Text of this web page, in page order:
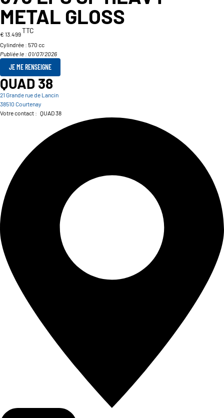
METAL GLOSS
€ 13.499TTC
Cylindrée : 570 cc
Publiée le : 01/07/2026
JE ME RENSEIGNE
QUAD 38
21 Grande rue de Lancin
38510 Courtenay
Votre contact : QUAD 38